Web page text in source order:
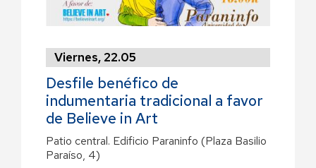
Viernes, 22.05
Desfile benéfico de
indumentaria tradicional a favor
de Believe in Art
Patio central. Edificio Paraninfo (Plaza Basilio
Paraíso, 4)